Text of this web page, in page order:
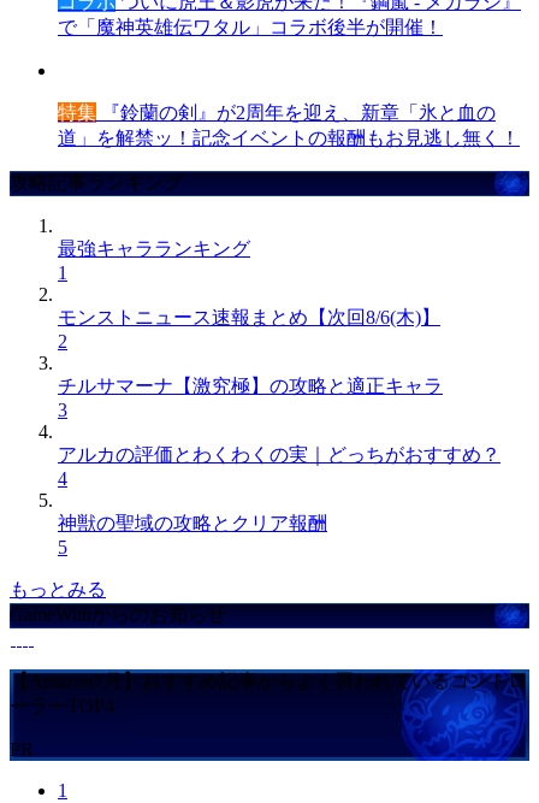
で「魔神英雄伝ワタル」コラボ後半が開催！
特集 『鈴蘭の剣』が2周年を迎え、新章「氷と血の
道」を解禁ッ！記念イベントの報酬もお見逃し無く！
攻略記事ランキング
最強キャラランキング
1
モンストニュース速報まとめ【次回8/6(木)】
2
チルサマーナ【激究極】の攻略と適正キャラ
3
アルカの評価とわくわくの実｜どっちがおすすめ？
4
神獣の聖域の攻略とクリア報酬
5
もっとみる
GameWithからのお知らせ
【Amazon7月】おすすめ記事からよく買われているコントロ
ーラーTOP4
PR
1